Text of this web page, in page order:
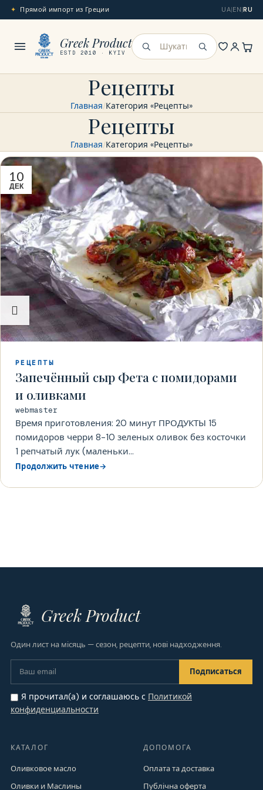
Прямой импорт из Греции UA|EN|RU
Greek Product
ESTD 2010 · KYIV Искать
Рецепты
Главная Категория «Рецепты»
Рецепты
Главная Категория «Рецепты»
10
ДЕК
РЕЦЕПТЫ
Запечённый сыр Фета с помидорами
и оливками
webmaster
Время приготовления: 20 минут ПРОДУКТЫ 15
помидоров черри 8-10 зеленых оливок без косточки
1 репчатый лук (маленьки...
Продолжить чтение
Greek Product
Один лист на місяць — сезон, рецепти, нові надходження.
Я прочитал(а) и соглашаюсь с Политикой
конфиденциальности
КАТАЛОГ
Оливковое масло
Оливки и Маслины
ДОПОМОГА
Оплата та доставка
Публічна оферта